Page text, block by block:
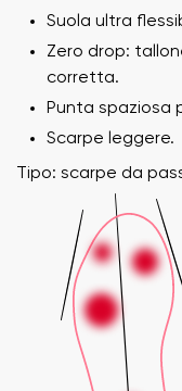
Suola ultra
Zero drop:
corretta.
Punta spaziosa
Scarpe leggere.
Tipo: scarpe da